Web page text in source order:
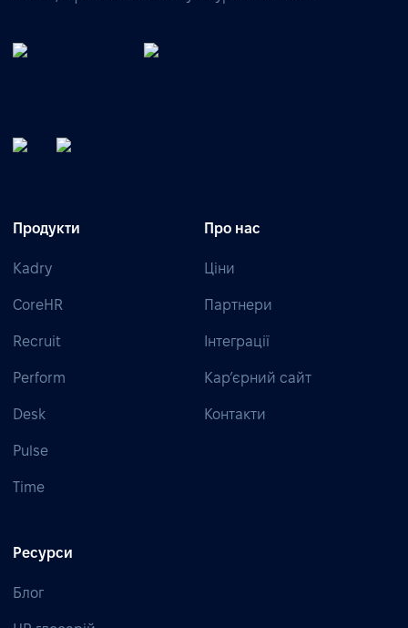
Продукти
Kadry
CoreHR
Recruit
Perform
Desk
Pulse
Time
Про нас
Ціни
Партнери
Інтеграції
Кар’єрний сайт
Контакти
Ресурси
Блог